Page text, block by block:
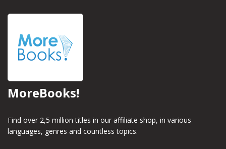
MoreBooks!
Find over 2,5 million titles in our affiliate shop, in various
languages, genres and countless topics.